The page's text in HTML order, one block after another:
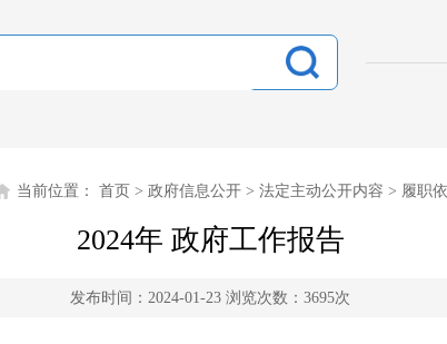
当前位置： 首页 > 政府信息公开 > 法定主动公开内容 > 履职
2024年 政府工作报告
发布时间：2024-01-23 浏览次数： 3695次